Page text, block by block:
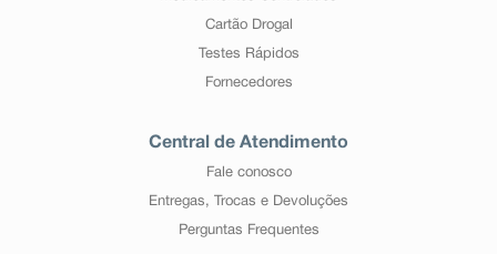
Cartão Drogal
Testes Rápidos
Fornecedores
Central de Atendimento
Fale conosco
Entregas, Trocas e Devoluções
Perguntas Frequentes